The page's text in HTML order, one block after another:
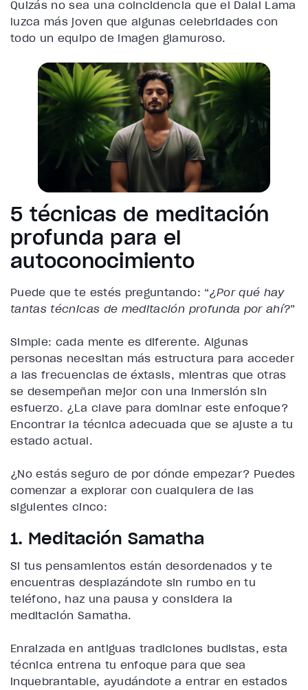
Quizás no sea una coincidencia que el Dalai Lama
luzca más joven que algunas celebridades con
todo un equipo de imagen glamuroso.
5 técnicas de meditación
profunda para el
autoconocimiento
Puede que te estés preguntando: “¿Por qué hay
tantas técnicas de meditación profunda por ahí?”
Simple: cada mente es diferente. Algunas
personas necesitan más estructura para acceder
a las frecuencias de éxtasis, mientras que otras
se desempeñan mejor con una inmersión sin
esfuerzo. ¿La clave para dominar este enfoque?
Encontrar la técnica adecuada que se ajuste a tu
estado actual.
¿No estás seguro de por dónde empezar? Puedes
comenzar a explorar con cualquiera de las
siguientes cinco:
1. Meditación Samatha
Si tus pensamientos están desordenados y te
encuentras desplazándote sin rumbo en tu
teléfono, haz una pausa y considera la
meditación Samatha.
Enraizada en antiguas tradiciones budistas, esta
técnica entrena tu enfoque para que sea
inquebrantable, ayudándote a entrar en estados